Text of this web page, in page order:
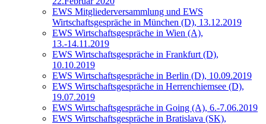
EWS Mitgliederversammlung und EWS
Wirtschaftsgespräche in München (D), 13.12.2019
EWS Wirtschaftsgespräche in Wien (A),
13.-14.11.2019
EWS Wirtschaftsgespräche in Frankfurt (D),
10.10.2019
EWS Wirtschaftsgespräche in Berlin (D), 10.09.2019
EWS Wirtschaftsgespräche in Herrenchiemsee (D),
19.07.2019
EWS Wirtschaftsgespräche in Going (A), 6.-7.06.2019
EWS Wirtschaftsgespräche in Bratislava (SK),